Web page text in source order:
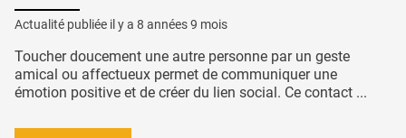
Actualité publiée il y a 8 années 9 mois
Toucher doucement une autre personne par un geste
amical ou affectueux permet de communiquer une
émotion positive et de créer du lien social. Ce contact ...